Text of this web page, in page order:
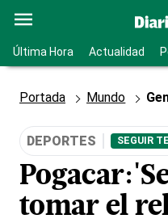
Última Hora Actualidad
Portada Mundo
DEPORTES SEGUIR
tomar el